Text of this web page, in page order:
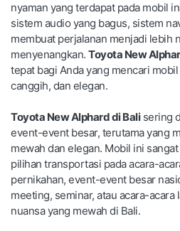
nyaman yang terdapat pada mobil
sistem audio yang bagus, sistem
membuat perjalanan menjadi lebih
menyenangkan. Toyota New
tepat bagi Anda yang mencari
canggih, dan elegan.
Toyota New Alphard di Balisering
event-event besar, terutama yang
mewah dan elegan. Mobil ini
pilihan transportasi pada acara-
pernikahan, event-event besar
meeting, seminar, atau acara-
nuansa yang mewah di Bali.